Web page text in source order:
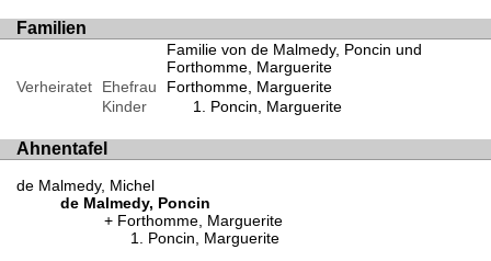
Familien
Familie von de Malmedy, Poncin und
Forthomme, Marguerite
Verheiratet
Ehefrau
Forthomme, Marguerite
Kinder
Poncin, Marguerite
Ahnentafel
de Malmedy, Michel
de Malmedy, Poncin
Forthomme, Marguerite
Poncin, Marguerite